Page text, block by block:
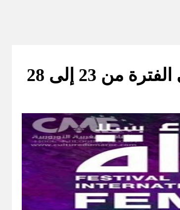
مدينة سلا تحتضن الدورة الـ 17 للمهرجان الدولي لفيلم المرأة في الفترة من 23 إلى 28